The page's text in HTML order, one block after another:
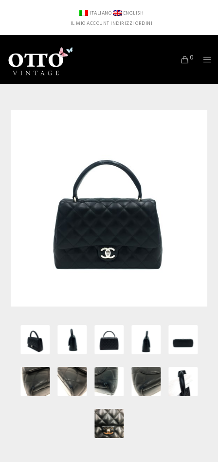
ITALIANO
ENGLISH
IL MIO ACCOUNT INDIRIZZI ORDINI
0